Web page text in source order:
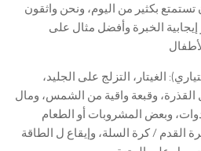
تستمتع بكثير من اليوم، ونحن واثقون
إيجابية الخبرة وأفضل مثال على
الغيتار، التزلج على الجليد،
وقبعة واقية من الشمس، ومال
وبعض المشروبات أو الطعام
القدم / كرة السلة، وإيقاع ل الطاقة